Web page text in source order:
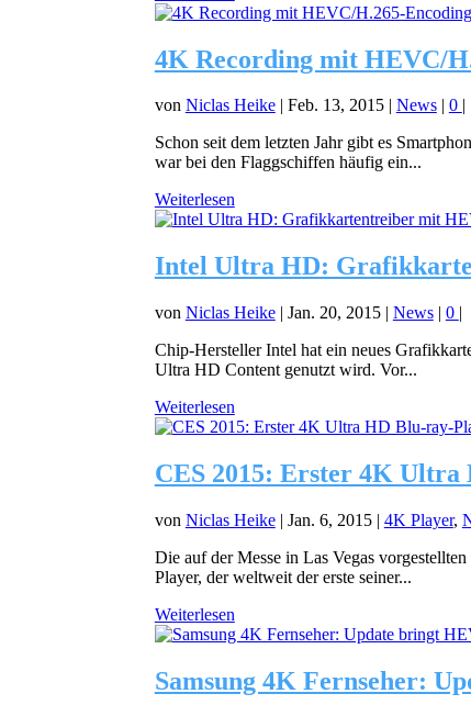
4K Recording mit HEVC/
von Niclas Heike| Feb. 13, 2015| News| 0 |
Schon seit dem letzten Jahr gibt es
war bei den Flaggschiffen häufig ein...
Weiterlesen
Intel Ultra HD:
von Niclas Heike| Jan. 20, 2015| News| 0 |
Chip-Hersteller Intel hat ein neues
Ultra HD Content genutzt wird. Vor...
Weiterlesen
CES 2015: Erster 4K
von Niclas Heike| Jan. 6, 2015| 4K Player,
Die auf der Messe in Las Vegas
Player, der weltweit der erste seiner...
Weiterlesen
Samsung 4K Fernseher: